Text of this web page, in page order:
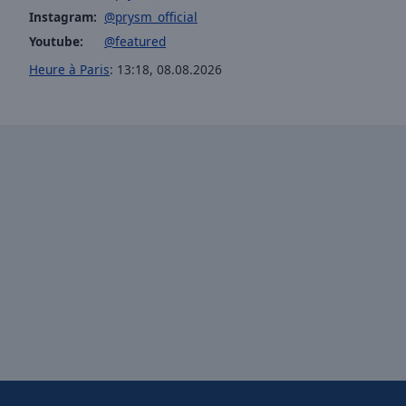
Picture-
Picture
Fullscreen
Instagram: @prysm_official
Youtube:
@featured
Heure à Paris: 13:18, 08.08.2026